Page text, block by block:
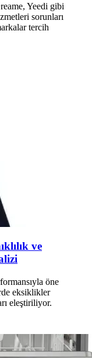
Yeedi gibi
sorunları
tercih
ve
öne
eksiklikler
eleştiriliyor.